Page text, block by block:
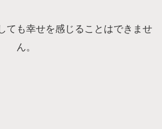
ても幸せを感じることはできませ
ん。